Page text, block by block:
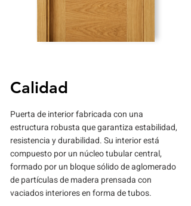
Calidad
Puerta de interior fabricada con una
estructura robusta que garantiza estabilidad,
resistencia y durabilidad. Su interior está
compuesto por un núcleo tubular central,
formado por un bloque sólido de aglomerado
de partículas de madera prensada con
vaciados interiores en forma de tubos.